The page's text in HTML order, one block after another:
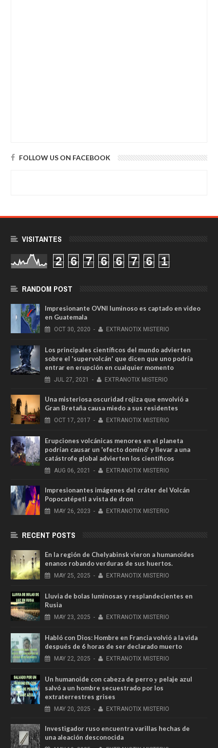
FOLLOW US ON FACEBOOK
VISITANTES
2 6 7 6 6 7 6 1
RANDOM POST
Impresionante OVNI luminoso es captado en video
en Guatemala
OCT 30, 2020 - EXTRANOTIX MISTERIO
Los principales científicos del mundo advierten
sobre el 'supervolcán' que dicen que uno podría
entrar en erupción en cualquier momento
JUL 27, 2021 - EXTRANOTIX MISTERIO
Una misteriosa oscuridad rojiza que envolvió a
Gran Bretaña causa miedo a sus residentes
OCT 17, 2017 - EXTRANOTIX MISTERIO
Erupciones volcánicas menores en el planeta
podrían causar un 'efecto dominó' y llevar a una
catástrofe global advierten los científicos
AUG 06, 2021 - EXTRANOTIX MISTERIO
Impresionantes imágenes del cráter del Volcán
Popocatépetl a vista de dron
MAY 26, 2023 - EXTRANOTIX MISTERIO
RECENT POSTS
En la región de Chelyabinsk vieron a humanoides
enanos robando verduras de sus huertos.
MAY 25, 2025 - EXTRANOTIX MISTERIO
Lluvia de bolas luminosas y resplandecientes en
Rusia
MAY 23, 2025 - EXTRANOTIX MISTERIO
Habló con Dios: Hombre en Francia volvió a la vida
después de 6 horas de ser declarado muerto
MAY 22, 2025 - EXTRANOTIX MISTERIO
Un humanoide con cabeza de perro у pelaje azul
salvó a un hombre secuestrado por los
extraterrestres grises
MAY 20, 2025 - EXTRANOTIX MISTERIO
Investigador ruso encuentra varillas hechas de
una aleación desconocida